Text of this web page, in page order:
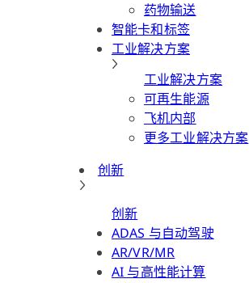
药物输送
智能卡和标签
工业解决方案
工业解决方案
可再生能源
飞机内部
更多工业解决方案
创新
创新
ADAS 与自动驾驶
AR/VR/MR
AI 与高性能计算